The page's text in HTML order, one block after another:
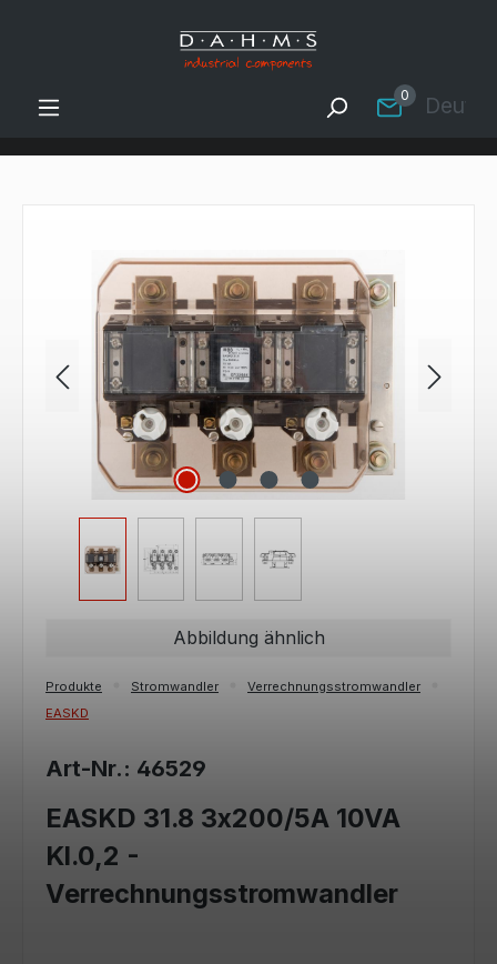
Zum Hauptinhalt springen
0
Bildergalerie überspringen
Abbildung ähnlich
Produkte Stromwandler
Verrechnungsstromwandler
EASKD
Art-Nr.: 46529
EASKD 31.8 3x200/5A 10VA
Kl.0,2 -
Verrechnungsstromwandler